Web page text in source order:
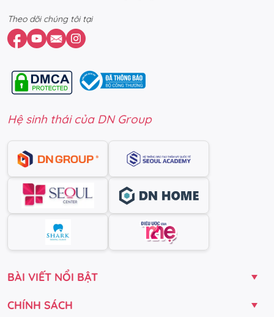
Theo dõi chúng tôi tại
Hệ sinh thái của DN Group
BÀI VIẾT NỔI BẬT
CHÍNH SÁCH